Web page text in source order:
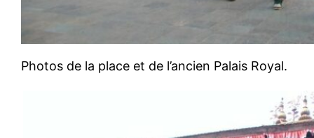
Photos de la place et de l’ancien Palais Royal.